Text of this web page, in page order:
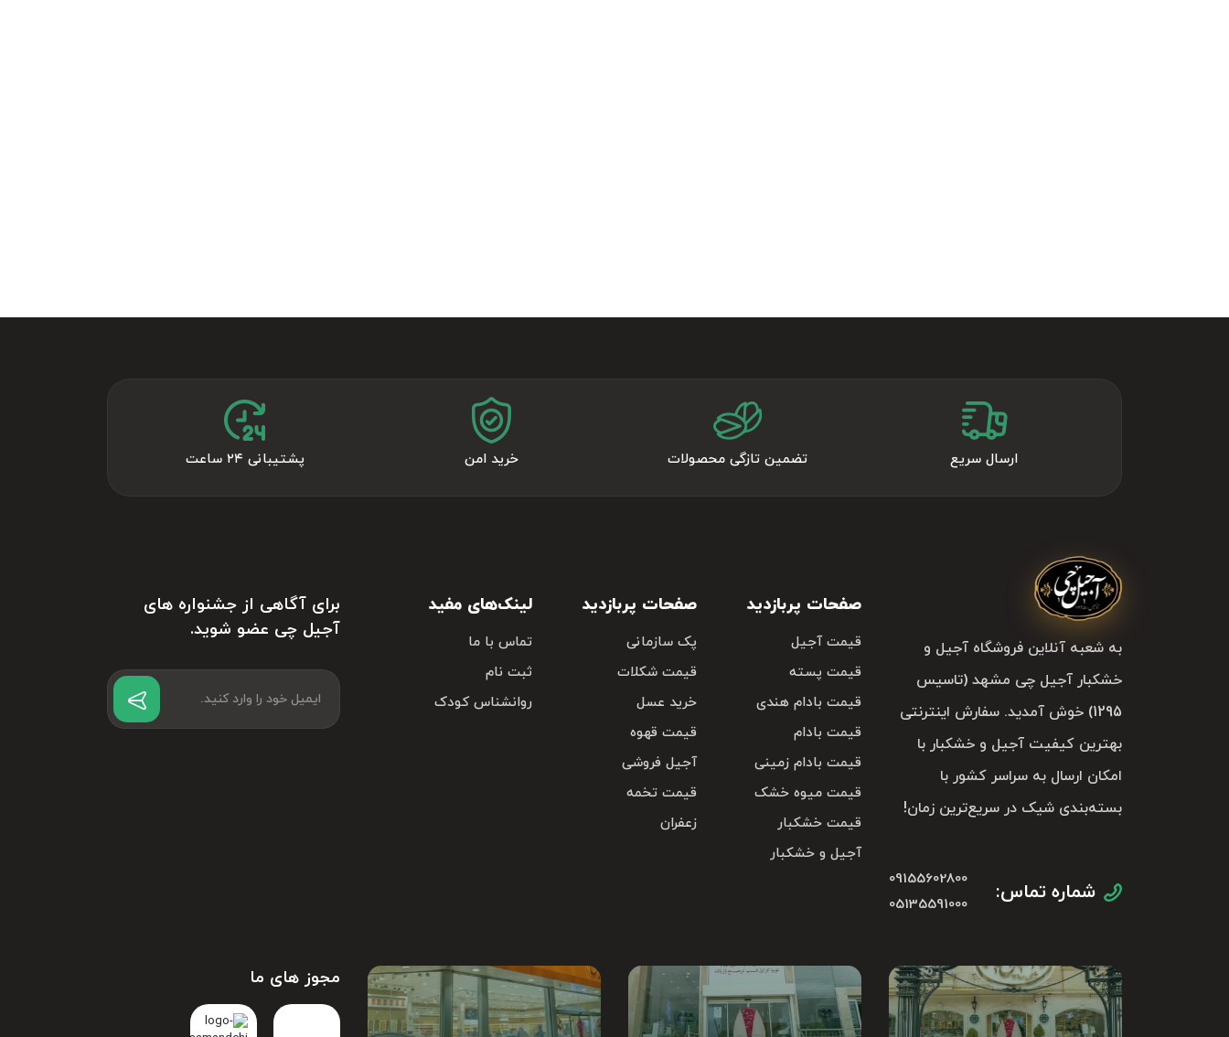
ارسال سریع تضمین تازگی محصولات خرید امن پشتیبانی ۲۴ ساعت
به شعبه آنلاین فروشگاه آجیل و
خشکبار آجیل چی مشهد (تاسیس
1295) خوش آمدید. سفارش اینترنتی
بهترین کیفیت آجیل و خشکبار با
امکان ارسال به سراسر کشور با
بسته‌بندی شیک در سریع‌ترین زمان!
شماره تماس:
09155602800
05135591000
صفحات پربازدید
قیمت آجیل
قیمت پسته
قیمت بادام هندی
قیمت بادام
قیمت بادام زمینی
قیمت میوه خشک
قیمت خشکبار
آجیل و خشکبار
صفحات پربازدید
پک سازمانی
قیمت شکلات
خرید عسل
قیمت قهوه
آجیل فروشی
قیمت تخمه
زعفران
لینک‌های مفید
تماس با ما
ثبت نام
روانشناس کودک
برای آگاهی از جشنواره های
آجیل چی عضو شوید.
مجوز های ما